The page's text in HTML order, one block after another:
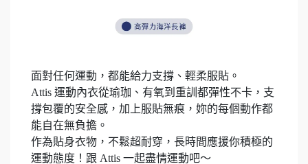
面對任何運動，都能給力支撐、輕柔服貼。
Attis 運動內衣從瑜珈、有氧到重訓都彈性不卡，支
撐包覆的安全感，加上服貼無痕，妳的每個動作都
能自在無負擔。
作為貼身衣物，不鬆超耐穿，長時間應援你積極的
運動態度！跟 Attis 一起盡情運動吧～